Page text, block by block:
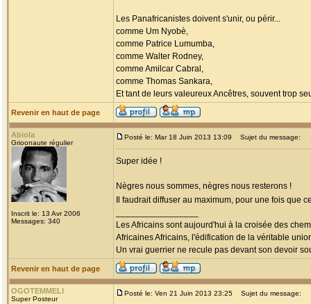
Les Panafricanistes doivent s'unir, ou périr...
comme Um Nyobè,
comme Patrice Lumumba,
comme Walter Rodney,
comme Amilcar Cabral,
comme Thomas Sankara,
Et tant de leurs valeureux Ancêtres, souvent trop
Revenir en haut de page
Abiola
Grioonaute régulier
Inscrit le: 13 Avr 2006
Messages: 340
Posté le: Mar 18 Juin 2013 13:09 Sujet du message:
Super idée !
Nègres nous sommes, nègres nous resterons !
Il faudrait diffuser au maximum, pour une fois que
Les Africains sont aujourd'hui à la croisée des
Africaines Africains, l'édification de la véritable
Un vrai guerrier ne recule pas devant son devoir
Revenir en haut de page
OGOTEMMELI
Super Posteur
Posté le: Ven 21 Juin 2013 23:25 Sujet du message: